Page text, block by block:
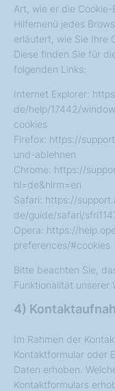
Art, wie er die
Hilfemenü jedes
erläutert, wie Sie Ihre
Diese finden Sie für
folgenden Links:
Internet Explorer:
de/help/17442/
cookies
Firefox: https://
und-ablehnen
Chrome: https://
hl=de&hlrm=en
Safari: https://
de/guide/safari/
Opera: https://
preferences/#cookies
Bitte beachten Sie,
Funktionalität unserer
4)
Im Rahmen der
Kontaktformular oder
Daten erhoben.
Kontaktformulars